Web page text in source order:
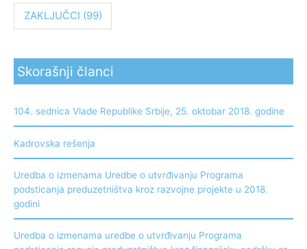
ZAKLJUČCI (99)
Skorašnji članci
104. sednica Vlade Republike Srbije, 25. oktobar 2018. godine
Kadrovska rešenja
Uredba o izmenama Uredbe o utvrđivanju Programa
podsticanja preduzetništva kroz razvojne projekte u 2018.
godini
Uredba o izmenama uredbe o utvrđivanju Programa